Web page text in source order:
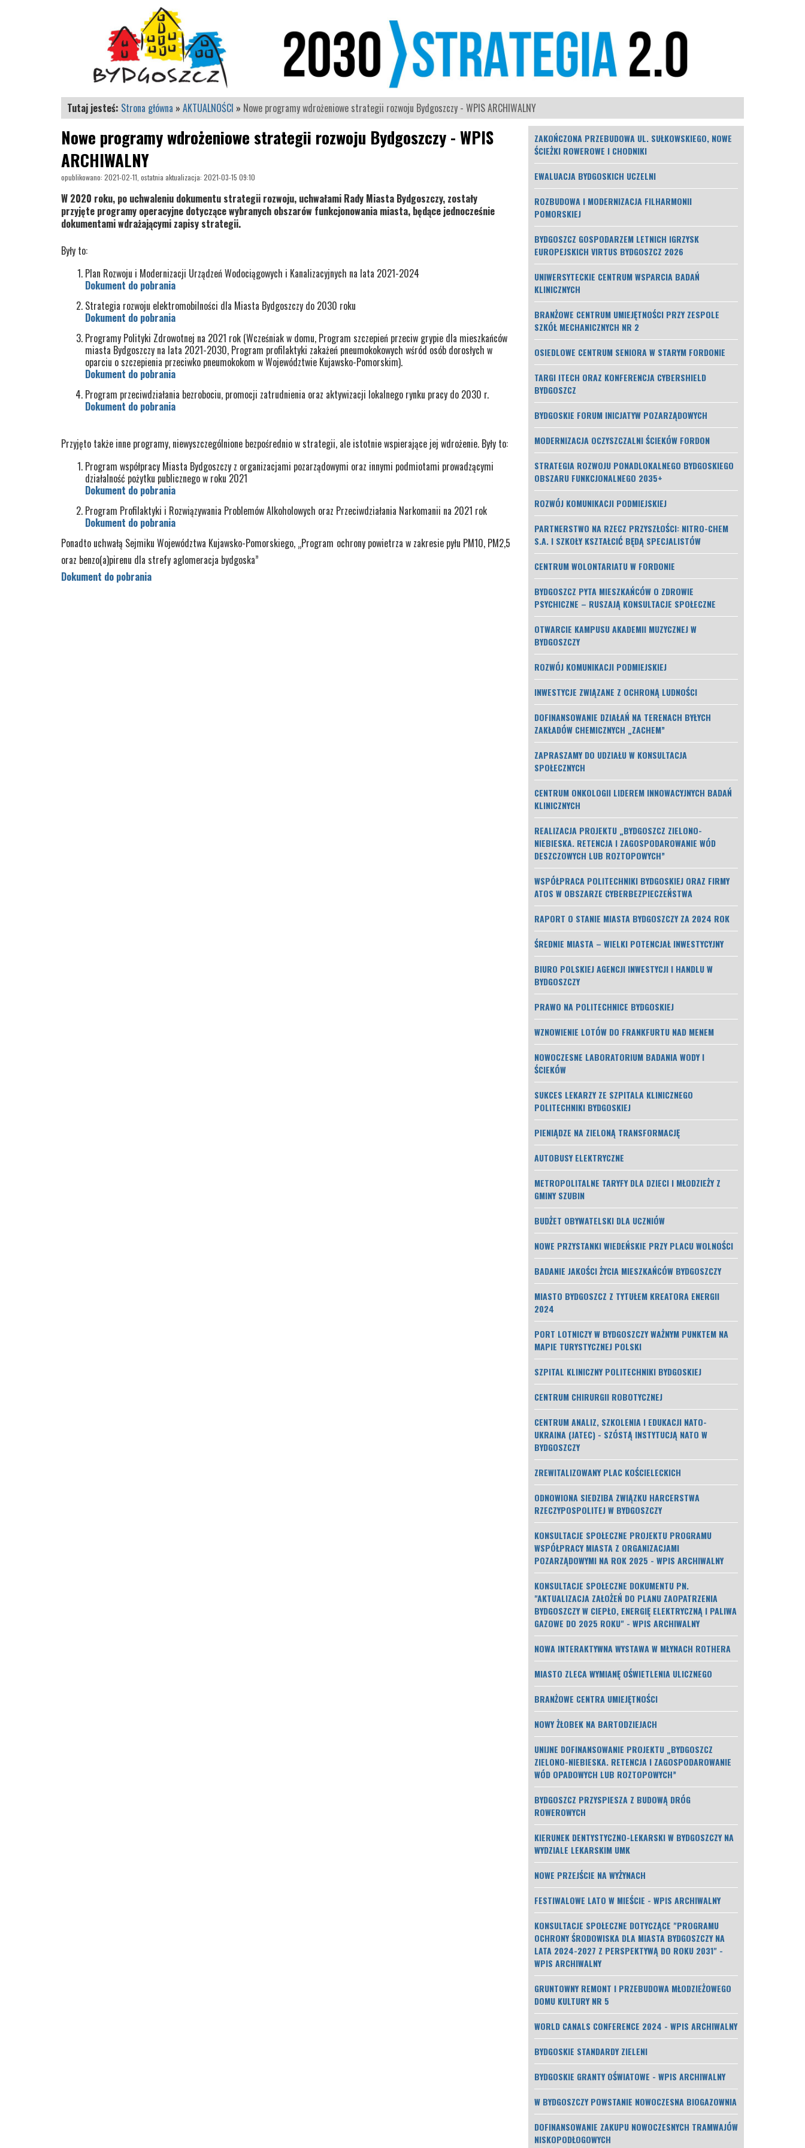
Tutaj jesteś: Strona główna » AKTUALNOŚCI » Nowe programy wdrożeniowe strategii rozwoju Bydgoszczy - WPIS ARCHIWALNY
Nowe programy wdrożeniowe strategii rozwoju Bydgoszczy - WPIS
ARCHIWALNY
opublikowano: 2021-02-11, ostatnia aktualizacja: 2021-03-15 09:10
W 2020 roku, po uchwaleniu dokumentu strategii rozwoju, uchwałami Rady Miasta Bydgoszczy, zostały
przyjęte programy operacyjne dotyczące wybranych obszarów funkcjonowania miasta, będące jednocześnie
dokumentami wdrażającymi zapisy strategii.
Były to:
Plan Rozwoju i Modernizacji Urządzeń Wodociągowych i Kanalizacyjnych na lata 2021-2024
Dokument do pobrania
Strategia rozwoju elektromobilności dla Miasta Bydgoszczy do 2030 roku
Dokument do pobrania
Programy Polityki Zdrowotnej na 2021 rok (Wcześniak w domu, Program szczepień przeciw grypie dla mieszkańców
miasta Bydgoszczy na lata 2021-2030, Program profilaktyki zakażeń pneumokokowych wśród osób dorosłych w
oparciu o szczepienia przeciwko pneumokokom w Województwie Kujawsko-Pomorskim).
Dokument do pobrania
Program przeciwdziałania bezrobociu, promocji zatrudnienia oraz aktywizacji lokalnego rynku pracy do 2030 r.
Dokument do pobrania
Przyjęto także inne programy, niewyszczególnione bezpośrednio w strategii, ale istotnie wspierające jej wdrożenie. Były to:
Program współpracy Miasta Bydgoszczy z organizacjami pozarządowymi oraz innymi podmiotami prowadzącymi
działalność pożytku publicznego w roku 2021
Dokument do pobrania
Program Profilaktyki i Rozwiązywania Problemów Alkoholowych oraz Przeciwdziałania Narkomanii na 2021 rok
Dokument do pobrania
Ponadto uchwałą Sejmiku Województwa Kujawsko-Pomorskiego, „Program ochrony powietrza w zakresie pyłu PM10, PM2,5
oraz benzo(a)pirenu dla strefy aglomeracja bydgoska”
Dokument do pobrania
ZAKOŃCZONA PRZEBUDOWA UL. SUŁKOWSKIEGO, NOWE
ŚCIEŻKI ROWEROWE I CHODNIKI
EWALUACJA BYDGOSKICH UCZELNI
ROZBUDOWA I MODERNIZACJA FILHARMONII
POMORSKIEJ
BYDGOSZCZ GOSPODARZEM LETNICH IGRZYSK
EUROPEJSKICH VIRTUS BYDGOSZCZ 2026
UNIWERSYTECKIE CENTRUM WSPARCIA BADAŃ
KLINICZNYCH
BRANŻOWE CENTRUM UMIEJĘTNOŚCI PRZY ZESPOLE
SZKÓŁ MECHANICZNYCH NR 2
OSIEDLOWE CENTRUM SENIORA W STARYM FORDONIE
TARGI ITECH ORAZ KONFERENCJA CYBERSHIELD
BYDGOSZCZ
BYDGOSKIE FORUM INICJATYW POZARZĄDOWYCH
MODERNIZACJA OCZYSZCZALNI ŚCIEKÓW FORDON
STRATEGIA ROZWOJU PONADLOKALNEGO BYDGOSKIEGO
OBSZARU FUNKCJONALNEGO 2035+
ROZWÓJ KOMUNIKACJI PODMIEJSKIEJ
PARTNERSTWO NA RZECZ PRZYSZŁOŚCI: NITRO-CHEM
S.A. I SZKOŁY KSZTAŁCIĆ BĘDĄ SPECJALISTÓW
CENTRUM WOLONTARIATU W FORDONIE
BYDGOSZCZ PYTA MIESZKAŃCÓW O ZDROWIE
PSYCHICZNE – RUSZAJĄ KONSULTACJE SPOŁECZNE
OTWARCIE KAMPUSU AKADEMII MUZYCZNEJ W
BYDGOSZCZY
ROZWÓJ KOMUNIKACJI PODMIEJSKIEJ
INWESTYCJE ZWIĄZANE Z OCHRONĄ LUDNOŚCI
DOFINANSOWANIE DZIAŁAŃ NA TERENACH BYŁYCH
ZAKŁADÓW CHEMICZNYCH „ZACHEM”
ZAPRASZAMY DO UDZIAŁU W KONSULTACJA
SPOŁECZNYCH
CENTRUM ONKOLOGII LIDEREM INNOWACYJNYCH BADAŃ
KLINICZNYCH
REALIZACJA PROJEKTU „BYDGOSZCZ ZIELONO-
NIEBIESKA. RETENCJA I ZAGOSPODAROWANIE WÓD
DESZCZOWYCH LUB ROZTOPOWYCH”
WSPÓŁPRACA POLITECHNIKI BYDGOSKIEJ ORAZ FIRMY
ATOS W OBSZARZE CYBERBEZPIECZEŃSTWA
RAPORT O STANIE MIASTA BYDGOSZCZY ZA 2024 ROK
ŚREDNIE MIASTA – WIELKI POTENCJAŁ INWESTYCYJNY
BIURO POLSKIEJ AGENCJI INWESTYCJI I HANDLU W
BYDGOSZCZY
PRAWO NA POLITECHNICE BYDGOSKIEJ
WZNOWIENIE LOTÓW DO FRANKFURTU NAD MENEM
NOWOCZESNE LABORATORIUM BADANIA WODY I
ŚCIEKÓW
SUKCES LEKARZY ZE SZPITALA KLINICZNEGO
POLITECHNIKI BYDGOSKIEJ
PIENIĄDZE NA ZIELONĄ TRANSFORMACJĘ
AUTOBUSY ELEKTRYCZNE
METROPOLITALNE TARYFY DLA DZIECI I MŁODZIEŻY Z
GMINY SZUBIN
BUDŻET OBYWATELSKI DLA UCZNIÓW
NOWE PRZYSTANKI WIEDEŃSKIE PRZY PLACU WOLNOŚCI
BADANIE JAKOŚCI ŻYCIA MIESZKAŃCÓW BYDGOSZCZY
MIASTO BYDGOSZCZ Z TYTUŁEM KREATORA ENERGII
2024
PORT LOTNICZY W BYDGOSZCZY WAŻNYM PUNKTEM NA
MAPIE TURYSTYCZNEJ POLSKI
SZPITAL KLINICZNY POLITECHNIKI BYDGOSKIEJ
CENTRUM CHIRURGII ROBOTYCZNEJ
CENTRUM ANALIZ, SZKOLENIA I EDUKACJI NATO-
UKRAINA (JATEC) - SZÓSTĄ INSTYTUCJĄ NATO W
BYDGOSZCZY
ZREWITALIZOWANY PLAC KOŚCIELECKICH
ODNOWIONA SIEDZIBA ZWIĄZKU HARCERSTWA
RZECZYPOSPOLITEJ W BYDGOSZCZY
KONSULTACJE SPOŁECZNE PROJEKTU PROGRAMU
WSPÓŁPRACY MIASTA Z ORGANIZACJAMI
POZARZĄDOWYMI NA ROK 2025 - WPIS ARCHIWALNY
KONSULTACJE SPOŁECZNE DOKUMENTU PN.
"AKTUALIZACJA ZAŁOŻEŃ DO PLANU ZAOPATRZENIA
BYDGOSZCZY W CIEPŁO, ENERGIĘ ELEKTRYCZNĄ I PALIWA
GAZOWE DO 2025 ROKU" - WPIS ARCHIWALNY
NOWA INTERAKTYWNA WYSTAWA W MŁYNACH ROTHERA
MIASTO ZLECA WYMIANĘ OŚWIETLENIA ULICZNEGO
BRANŻOWE CENTRA UMIEJĘTNOŚCI
NOWY ŻŁOBEK NA BARTODZIEJACH
UNIJNE DOFINANSOWANIE PROJEKTU „BYDGOSZCZ
ZIELONO-NIEBIESKA. RETENCJA I ZAGOSPODAROWANIE
WÓD OPADOWYCH LUB ROZTOPOWYCH”
BYDGOSZCZ PRZYSPIESZA Z BUDOWĄ DRÓG
ROWEROWYCH
KIERUNEK DENTYSTYCZNO-LEKARSKI W BYDGOSZCZY NA
WYDZIALE LEKARSKIM UMK
NOWE PRZEJŚCIE NA WYŻYNACH
FESTIWALOWE LATO W MIEŚCIE - WPIS ARCHIWALNY
KONSULTACJE SPOŁECZNE DOTYCZĄCE "PROGRAMU
OCHRONY ŚRODOWISKA DLA MIASTA BYDGOSZCZY NA
LATA 2024-2027 Z PERSPEKTYWĄ DO ROKU 2031" -
WPIS ARCHIWALNY
GRUNTOWNY REMONT I PRZEBUDOWA MŁODZIEŻOWEGO
DOMU KULTURY NR 5
WORLD CANALS CONFERENCE 2024 - WPIS ARCHIWALNY
BYDGOSKIE STANDARDY ZIELENI
BYDGOSKIE GRANTY OŚWIATOWE - WPIS ARCHIWALNY
W BYDGOSZCZY POWSTANIE NOWOCZESNA BIOGAZOWNIA
DOFINANSOWANIE ZAKUPU NOWOCZESNYCH TRAMWAJÓW
NISKOPODŁOGOWYCH